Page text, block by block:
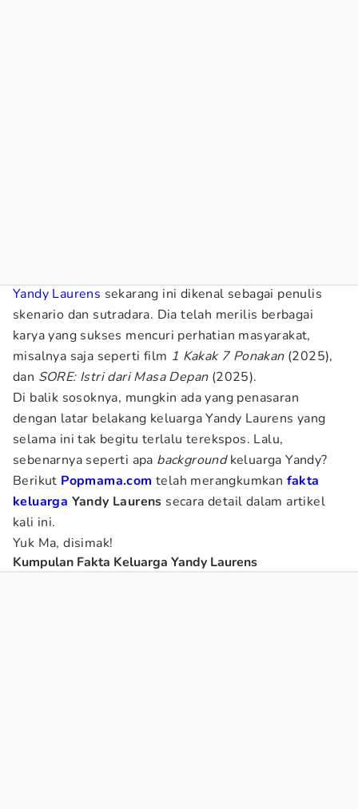
Yandy Laurens sekarang ini dikenal sebagai penulis
skenario dan sutradara. Dia telah merilis berbagai
karya yang sukses mencuri perhatian masyarakat,
misalnya saja seperti film 1 Kakak 7 Ponakan(2025),
dan SORE: Istri dari Masa Depan(2025).
Di balik sosoknya, mungkin ada yang penasaran
dengan latar belakang keluarga Yandy Laurens yang
selama ini tak begitu terlalu terekspos. Lalu,
sebenarnya seperti apa backgroundkeluarga Yandy?
Berikut Popmama.com telah merangkumkan fakta
keluarga Yandy Laurens secara detail dalam artikel
kali ini.
Yuk Ma, disimak!
Kumpulan Fakta Keluarga Yandy Laurens